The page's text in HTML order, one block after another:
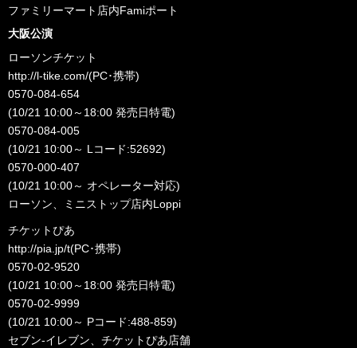
ファミリーマート店内Famiポート
大阪公演
ローソンチケット
http://l-tike.com/(PC･携帯)
0570-084-654
(10/21 10:00～18:00 発売日特電)
0570-084-005
(10/21 10:00～ Lコード:52692)
0570-000-407
(10/21 10:00～ オペレーター対応)
ローソン、ミニストップ店内Loppi
チケットぴあ
http://pia.jp/t(PC･携帯)
0570-02-9520
(10/21 10:00～18:00 発売日特電)
0570-02-9999
(10/21 10:00～ Pコード:488-859)
セブン-イレブン、チケットぴあ店舗